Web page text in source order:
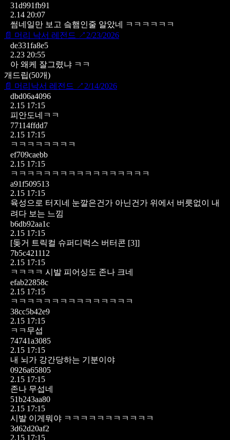
31d991fb91
2.14 20:07
썸네일만 보고 슼햄인줄 알았네 ㅋㅋㅋㅋㅋㅋ
📄 머리 낙서 레전드 ↗ 2/23/2026
de331fa8e5
2.23 20:55
아 왜케 잘그렸냐 ㅋㅋ
개드립(50개)
📄 머리낙서 레전드 ↗ 2/14/2026
dbd06a4096
2.15 17:15
피안도네ㅋㅋ
77114ffdd7
2.15 17:15
ㅋㅋㅋㅋㅋㅋㅋㅋ
ef709caebb
2.15 17:15
ㅋㅋㅋㅋㅋㅋㅋㅋㅋㅋㅋㅋㅋㅋㅋㅋㅋ
a91f509513
2.15 17:15
육성으로 터지네 눈깔은건가 아닌건가 위에서 버릇없이 내
려다 보는 느낌
b6db92aa1c
2.15 17:15
[돚거 트릭컬 슈퍼디럭스 버터콘 [3]]
7b5c421112
2.15 17:15
ㅋㅋㅋㅋ 시발 피어싱도 존나 크네
efab22858c
2.15 17:15
ㅋㅋㅋㅋㅋㅋㅋㅋㅋㅋㅋㅋㅋㅋㅋ
38cc5b42e9
2.15 17:15
ㅋㅋ무섭
74741a3085
2.15 17:15
내 뇌가 강간당하는 기분이야
0926a65805
2.15 17:15
존나 무섭네
51b243aa80
2.15 17:15
시발 이게뭐야 ㅋㅋㅋㅋㅋㅋㅋㅋㅋㅋㅋ
3d62d20af2
2.15 17:15